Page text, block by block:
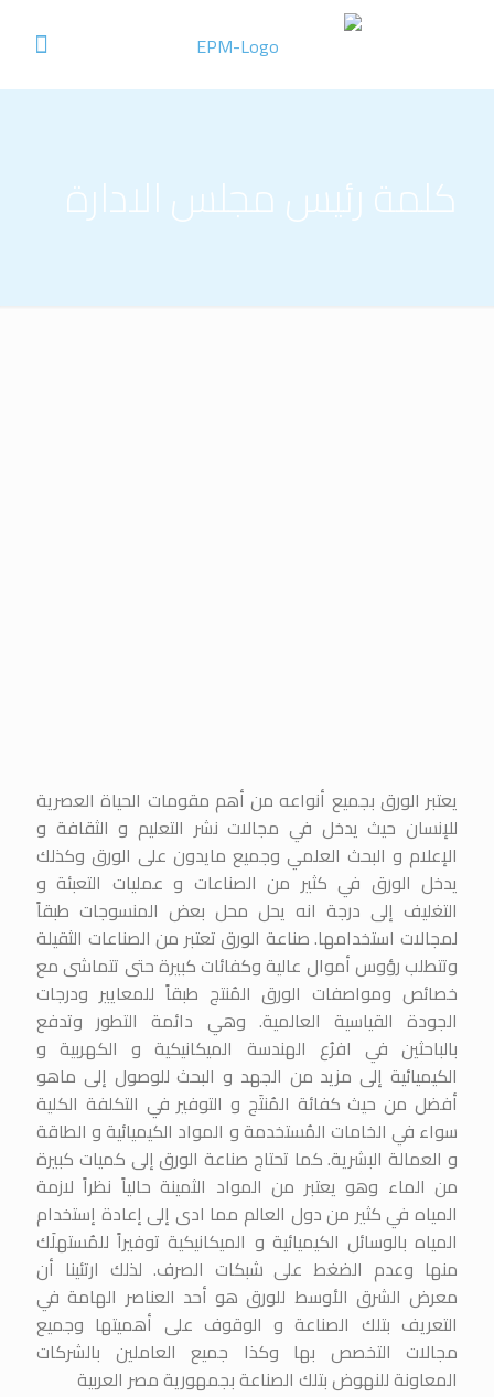
كلمة رئيس مجلس الادارة
يعتبر الورق بجميع أنواعه من أهم مقومات الحياة العصرية
للإنسان حيث يدخل في مجالات نشر التعليم و الثقافة و
الإعلام و البحث العلمي وجميع مايدون على الورق وكذلك
يدخل الورق في كثير من الصناعات و عمليات التعبئة و
التغليف إلى درجة انه يحل محل بعض المنسوجات طبقاً
لمجالات استخدامها. صناعة الورق تعتبر من الصناعات الثقيلة
وتتطلب رؤوس أموال عالية وكفائات كبيرة حتى تتماشى مع
خصائص ومواصفات الورق المُنتج طبقاً للمعايير ودرجات
الجودة القياسية العالمية. وهي دائمة التطور وتدفع
بالباحثين في افرُع الهندسة الميكانيكية و الكهربية و
الكيميائية إلى مزيد من الجهد و البحث للوصول إلى ماهو
أفضل من حيث كفائة المُنتَج و التوفير في التكلفة الكلية
سواء في الخامات المُستخدمة و المواد الكيميائية و الطاقة
و العمالة البشرية. كما تحتاج صناعة الورق إلى كميات كبيرة
من الماء وهو يعتبر من المواد الثمينة حالياً نظراً لازمة
المياه في كثير من دول العالم مما ادى إلى إعادة إستخدام
المياه بالوسائل الكيميائية و الميكانيكية توفيراً للمُستهلَك
منها وعدم الضغط على شبكات الصرف. لذلك ارتئينا أن
معرض الشرق الأوسط للورق هو أحد العناصر الهامة في
التعريف بتلك الصناعة و الوقوف على أهميتها وجميع
مجالات التخصص بها وكذا جميع العاملين بالشركات
المعاونة للنهوض بتلك الصناعة بجمهورية مصر العربية